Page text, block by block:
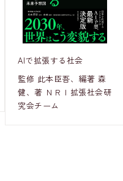
AIで拡張する社会
監修 此本臣吾、編著 森
健、著 ＮＲＩ拡張社会研
究会チーム